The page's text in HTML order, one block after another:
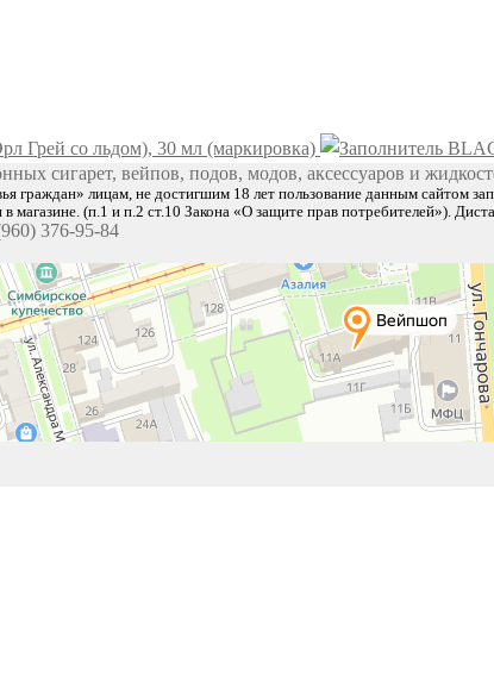
Грей со льдом), 30 мл (маркировка)
сигарет, вейпов, подов, модов, аксессуаров и
граждан» лицам, не достигшим 18 лет пользование данным сайтом
магазине. (п.1 и п.2 ст.10 Закона «О защите прав потребителей»).
376-95-84